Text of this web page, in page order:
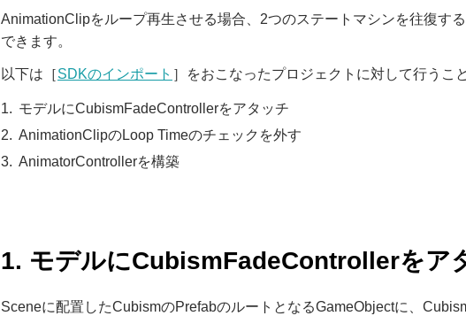
AnimationClipをループ再生させる場合、2つのステートマシンを往復す
できます。
以下は［SDKのインポート ］をおこなったプロジェクトに対して行うこ
モデルにCubismFadeControllerをアタッチ
AnimationClipのLoop Timeのチェックを外す
AnimatorControllerを構築
1. モデルにCubismFadeControllerをア
Sceneに配置したCubismのPrefabのルートとなるGameObjectに、